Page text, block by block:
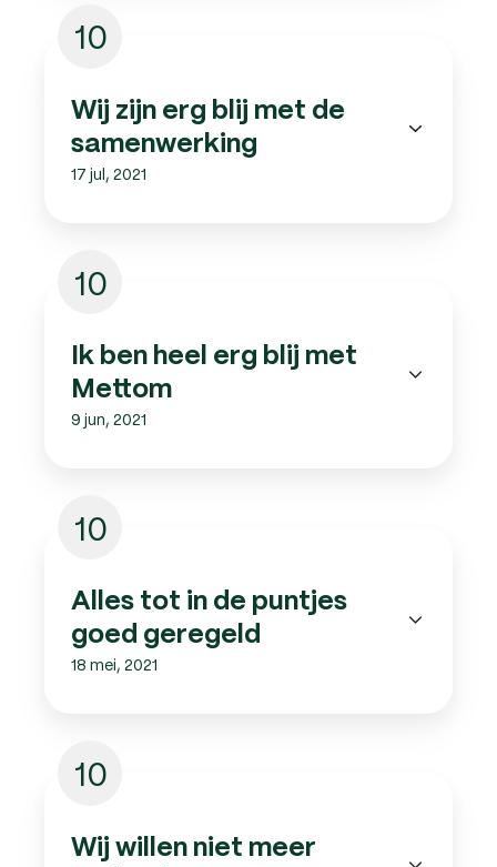
10
Wij zijn erg blij met de
samenwerking
17 jul, 2021
10
Ik ben heel erg blij met
Mettom
9 jun, 2021
10
Alles tot in de puntjes
goed geregeld
18 mei, 2021
10
Wij willen niet meer